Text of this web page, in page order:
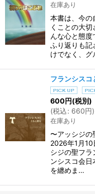
在庫あり
本書は、今の
くことの大
んな心と態
ふり返りも記
けでなく、
フランシスコ
600円(税別)
(税込: 660円)
在庫あり
〜アッシジ
2026年1月10
シジの聖フ
ンシスコ会
を纏めま…